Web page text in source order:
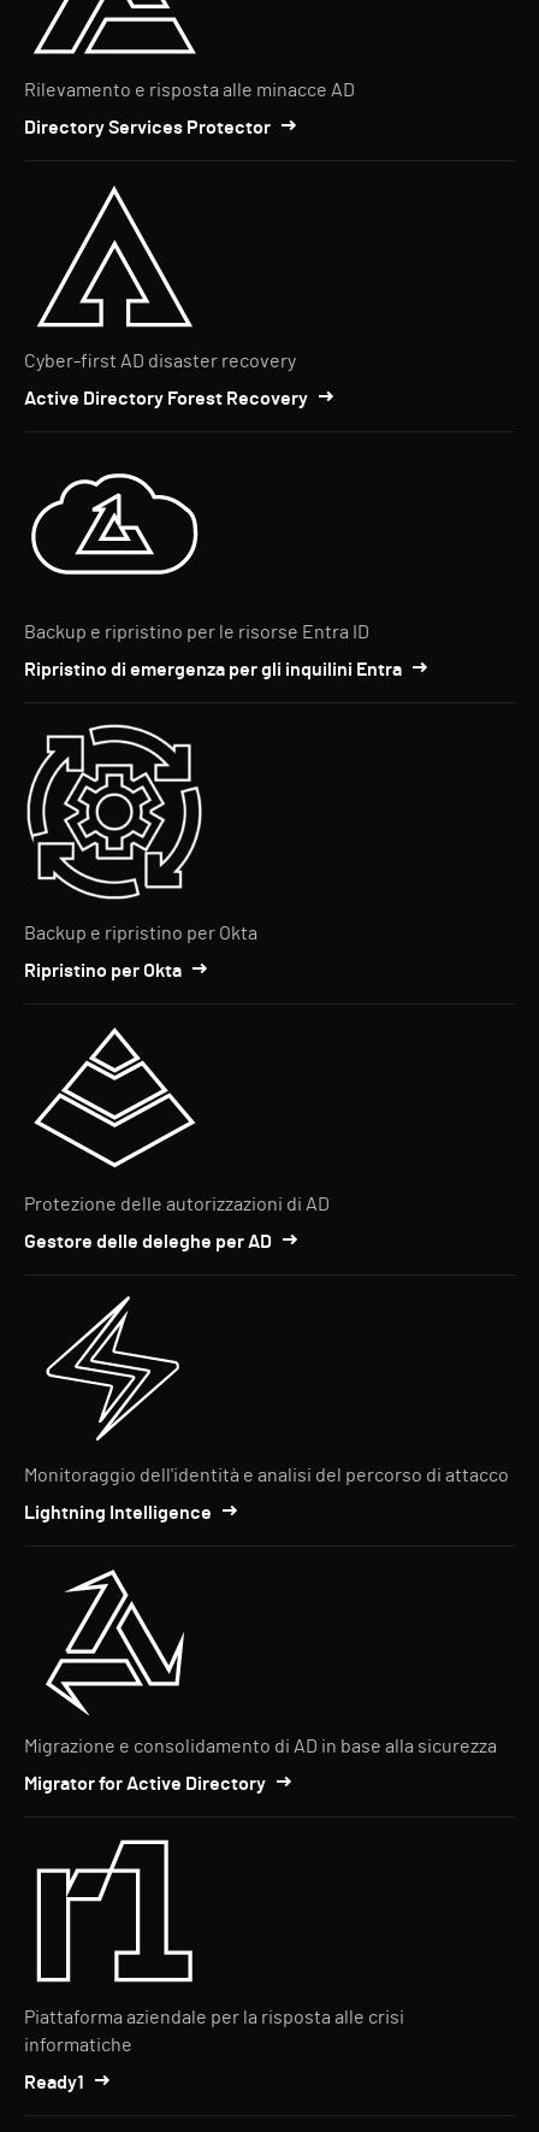
Rilevamento e risposta alle minacce AD
Directory Services Protector
Cyber-first AD disaster recovery
Active Directory Forest Recovery
Backup e ripristino per le risorse Entra ID
Ripristino di emergenza per gli inquilini Entra
Backup e ripristino per Okta
Ripristino per Okta
Protezione delle autorizzazioni di AD
Gestore delle deleghe per AD
Monitoraggio dell'identità e analisi del percorso di attacco
Lightning Intelligence
Migrazione e consolidamento di AD in base alla sicurezza
Migrator for Active Directory
Piattaforma aziendale per la risposta alle crisi
informatiche
Ready1